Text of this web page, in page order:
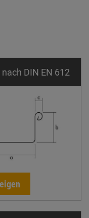
DIN EN 612